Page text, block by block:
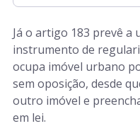
Já o artigo 183 prevê a
instrumento de
ocupa imóvel urbano
sem oposição, desde
outro imóvel e
em lei.